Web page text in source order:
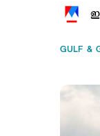
GULF &